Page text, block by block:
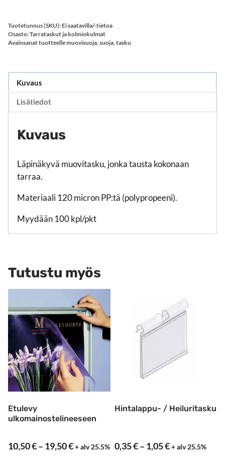
Tuotetunnus (SKU): Ei saatavilla/-tietoa
Osasto:Tarrataskut ja kolmiokulmat
Avainsanat tuotteellemuovisuoja,suoja,tasku
Kuvaus
Lisätiedot
Kuvaus
Läpinäkyvä muovitasku, jonka tausta kokonaan
tarraa.
Materiaali 120 micron PP:tä (polypropeeni).
Myydään 100 kpl/pkt
Tutustu myös
Etulevy
ulkomainostelineeseen
10,50€– 19,50€Hintaluokka:
+ alv 25.5%
Hintalappu- / Heiluritasku
0,35€– 1,05€Hintaluokka:
+ alv 25.5%